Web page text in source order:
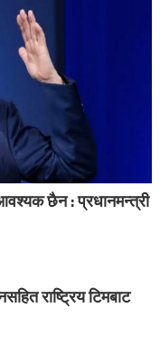
छैन : प्रधानमन्त्री
राष्ट्रिय टिमबाट